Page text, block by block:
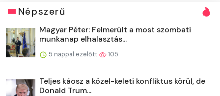
Népszerű
Magyar Péter: Felmerült a most szombati
munkanap elhalasztás...
5 nappal ezelőtt 105
Teljes káosz a közel-keleti konfliktus körül, de
Donald Trum...